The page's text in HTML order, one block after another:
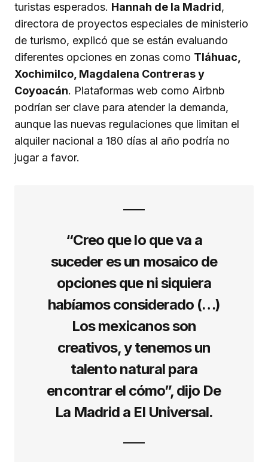
turistas esperados. Hannah de la Madrid,
directora de proyectos especiales de ministerio
de turismo, explicó que se están evaluando
diferentes opciones en zonas como Tláhuac,
Xochimilco, Magdalena Contreras y
Coyoacán. Plataformas web como Airbnb
podrían ser clave para atender la demanda,
aunque las nuevas regulaciones que limitan el
alquiler nacional a 180 días al año podría no
jugar a favor.
“Creo que lo que va a
suceder es un mosaico de
opciones que ni siquiera
habíamos considerado (…)
Los mexicanos son
creativos, y tenemos un
talento natural para
encontrar el cómo”, dijo De
La Madrid a El Universal.